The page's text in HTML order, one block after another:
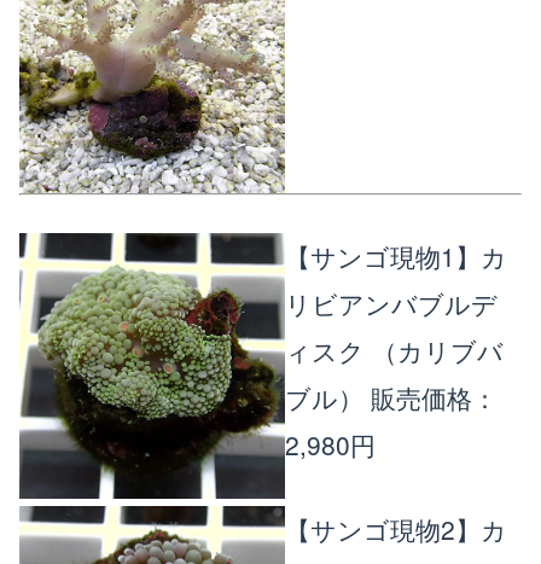
【サンゴ現物1】カ
リビアンバブルデ
ィスク （カリブバ
ブル）
販売価格：
2,980円
【サンゴ現物2】カ